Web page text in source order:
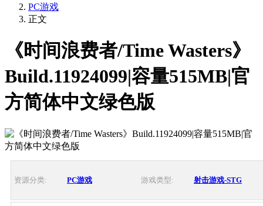
PC游戏
正文
《时间浪费者/Time Wasters》
Build.11924099|容量515MB|官
方简体中文绿色版
资源分类: PC游戏 游戏类型: 射击游戏-STG